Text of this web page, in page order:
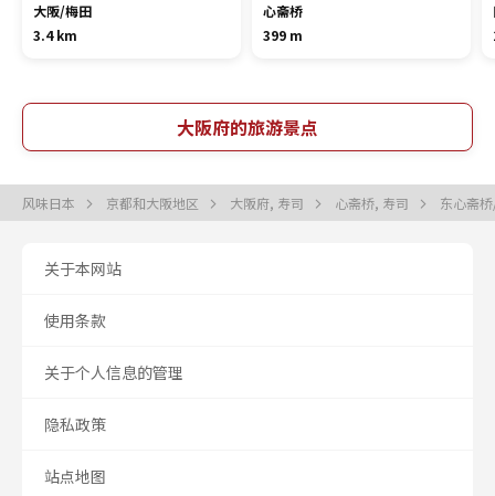
大阪/梅田
3.4 km
心斋桥
399 m
大阪府的旅游景点
风味日本 京都和大阪地区 大阪府, 寿司 心斋桥, 寿司 东心斋
关于本网站
使用条款
关于个人信息的管理
隐私政策
站点地图